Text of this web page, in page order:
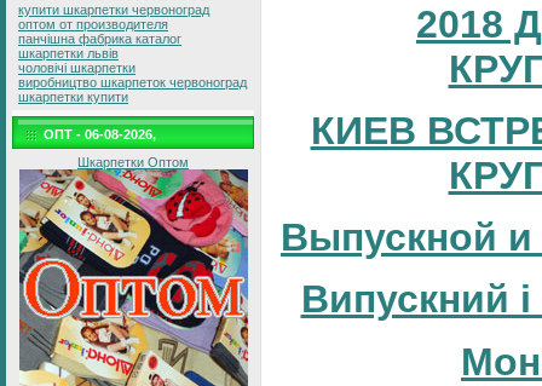
купити шкарпетки червоноград
оптом от производителя
панчішна фабрика каталог
шкарпетки львів
чоловічі шкарпетки
виробництво шкарпеток червоноград
шкарпетки купити
ОПТ - 06-08-2026,
Шкарпетки Оптом
2018
КИЕВ
Выпускной и
Випускний